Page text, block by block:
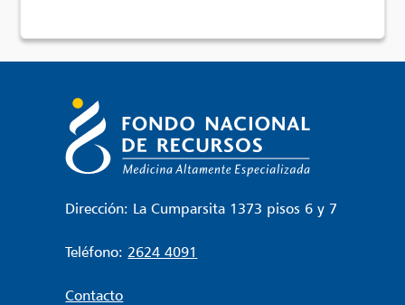
Dirección: La Cumparsita 1373 pisos 6 y 7
Teléfono: 2624 4091
Contacto